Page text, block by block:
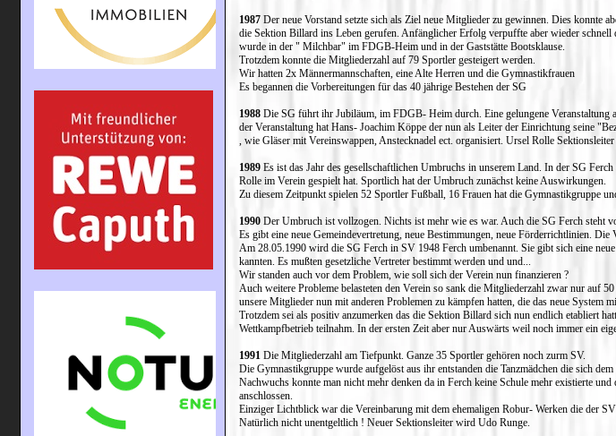
1987 Der neue Vorstand setzte sich als Ziel neue Mitglieder zu gewinnen. Dies konnte
die Sektion Billard ins Leben gerufen. Anfänglicher Erfolg verpuffte aber wieder
wurde in der " Milchbar" im FDGB-Heim und in der Gaststätte Bootsklause.
Trotzdem konnte die Mitgliederzahl auf 79 Sportler gesteigert werden.
Wir hatten 2x Männermannschaften, eine Alte Herren und die Gymnastikfrauen
Es begannen die Vorbereitungen für das 40 jährige Bestehen der SG
1988 Die SG führt ihr Jubiläum, im FDGB- Heim durch. Eine gelungene Veranstaltung
der Veranstaltung hat Hans- Joachim Köppe der nun als Leiter der Einrichtung seine
, wie Gläser mit Vereinswappen, Anstecknadel ect. organisiert. Ursel Rolle
1989 Es ist das Jahr des gesellschaftlichen Umbruchs in unserem Land. In der SG
Rolle im Verein gespielt hat. Sportlich hat der Umbruch zunächst keine Auswirkungen.
Zu diesem Zeitpunkt spielen 52 Sportler Fußball, 16 Frauen hat die Gymnastikgruppe
1990 Der Umbruch ist vollzogen. Nichts ist mehr wie es war. Auch die SG Ferch steht
Es gibt eine neue Gemeindevertretung, neue Bestimmungen, neue Förderrichtlinien.
Am 28.05.1990 wird die SG Ferch in SV 1948 Ferch umbenannt. Sie gibt sich eine
kannten. Es mußten gesetzliche Vertreter bestimmt werden und und...
Wir standen auch vor dem Problem, wie soll sich der Verein nun finanzieren ?
Auch weitere Probleme belasteten den Verein so sank die Mitgliederzahl zwar nur auf
unsere Mitglieder nun mit anderen Problemen zu kämpfen hatten, die das neue System
Trotzdem sei als positiv anzumerken das die Sektion Billard sich nun endlich etabliert
Wettkampfbetrieb teilnahm. In der ersten Zeit aber nur Auswärts weil noch immer ein
1991 Die Mitgliederzahl am Tiefpunkt. Ganze 35 Sportler gehören noch zurm SV.
Die Gymnastikgruppe wurde aufgelöst aus ihr entstanden die Tanzmädchen die sich
Nachwuchs konnte man nicht mehr denken da in Ferch keine Schule mehr existierte
anschlossen.
Einziger Lichtblick war die Vereinbarung mit dem ehemaligen Robur- Werken die der
Natürlich nicht unentgeltlich ! Neuer Sektionsleiter wird Udo Runge.